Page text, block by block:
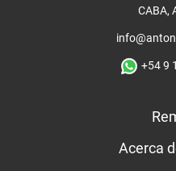
CABA,
+54 9
Acerca